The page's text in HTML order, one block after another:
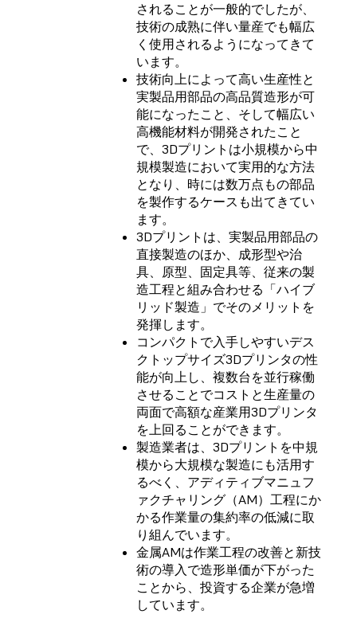
されることが一般的でしたが、
技術の成熟に伴い量産でも幅広
く使用されるようになってきて
います。
技術向上によって高い生産性と
実製品用部品の高品質造形が可
能になったこと、そして幅広い
高機能材料が開発されたこと
で、3Dプリントは小規模から中
規模製造において実用的な方法
となり、時には数万点もの部品
を製作するケースも出てきてい
ます。
3Dプリントは、実製品用部品の
直接製造のほか、成形型や治
具、原型、固定具等、従来の製
造工程と組み合わせる「ハイブ
リッド製造」でそのメリットを
発揮します。
コンパクトで入手しやすいデス
クトップサイズ3Dプリンタの性
能が向上し、複数台を並行稼働
させることでコストと生産量の
両面で高額な産業用3Dプリンタ
を上回ることができます。
製造業者は、3Dプリントを中規
模から大規模な製造にも活用す
るべく、アディティブマニュフ
ァクチャリング（AM）工程にか
かる作業量の集約率の低減に取
り組んでいます。
金属AMは作業工程の改善と新技
術の導入で造形単価が下がった
ことから、投資する企業が急増
しています。